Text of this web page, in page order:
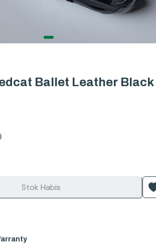
Ballet Leather Black
Stok Habis